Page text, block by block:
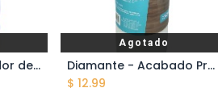
Wax Go - Removedor de Cera - 1 Litro
Agotado
Diamante - Acabado Protector Brillante - 1 Litro
$ 12.99